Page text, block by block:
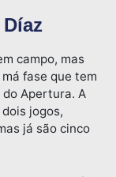
campo, mas
fase que tem
Apertura. A
jogos,
já são cinco